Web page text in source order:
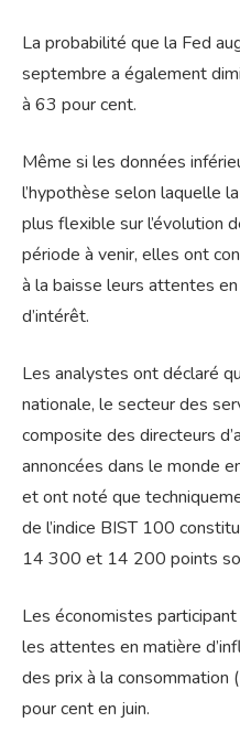
La probabilité que la Fed
septembre a également
à 63 pour cent.
Même si les données
l’hypothèse selon laquelle
plus flexible sur l’évolution
période à venir, elles ont
à la baisse leurs attentes
d’intérêt.
Les analystes ont déclaré
nationale, le secteur des
composite des directeurs
annoncées dans le monde
et ont noté que
de l’indice BIST 100
14 300 et 14 200 points
Les économistes participant
les attentes en matière
des prix à la consommation
pour cent en juin.